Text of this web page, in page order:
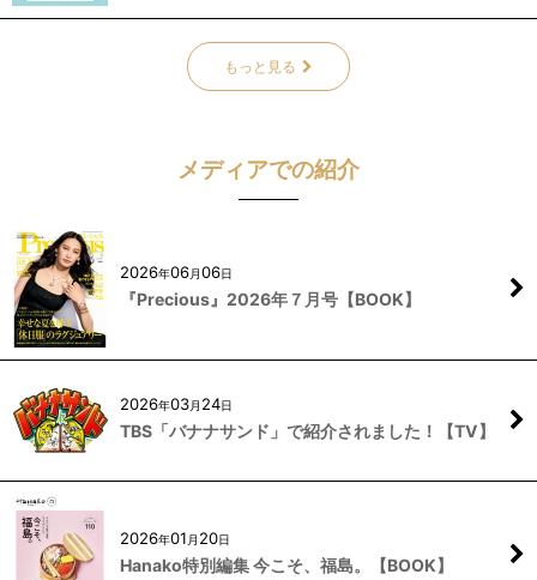
もっと見る
メディアでの紹介
2026年06月06日
『Precious』2026年７月号【BOOK】
2026年03月 24日
TBS「バナナサンド」で紹介されました！【TV】
2026年01 月 20日
Hanako特別編集 今こそ、福島。【BOOK】